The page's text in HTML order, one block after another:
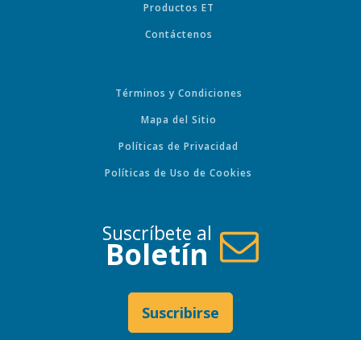
Productos ET
Contáctenos
Términos y Condiciones
Mapa del Sitio
Políticas de Privacidad
Políticas de Uso de Cookies
Suscríbete al
Boletín
Suscribirse